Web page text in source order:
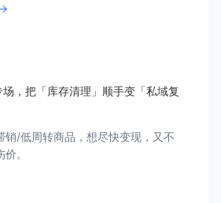
，把「库存清理」顺手变「私域复
销/低周转商品，想尽快变现，又不
。